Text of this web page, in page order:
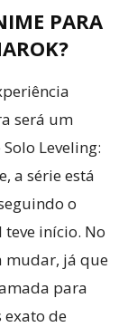
PARA
será um
Leveling:
a série está
o
início. No
mudar, já que
para
exato de